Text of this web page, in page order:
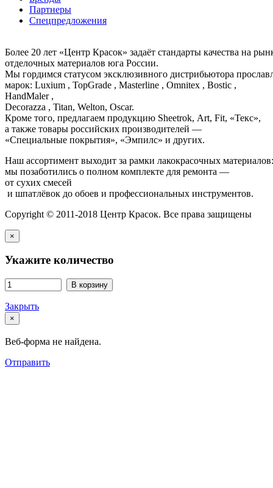
Партнеры
Спецпредложения
Более 20 лет «Центр Красок» задаёт стандарты качества на
отделочных материалов юга России.
Мы гордимся статусом эксклюзивного дистрибьютора
марок: Luxium , TopGrade , Masterline , Omnitex , Bostic ,
HandMaler ,
Decorazza , Titan, Welton, Oscar.
Кроме того, предлагаем продукцию Sheetrok, Art, Fit, «Текс»,
а также товары российских производителей —
«Специальные покрытия», «Эмпилс» и других.
Наш ассортимент выходит за рамки лакокрасочных
мы позаботились о полном комплекте для ремонта —
от сухих смесей
и шпатлёвок до обоев и профессиональных инструментов.
Copyright © 2011-2018 Центр Красок. Все права защищены
×
Укажите количество
В корзину
Закрыть
×
Веб-форма не найдена.
Отправить